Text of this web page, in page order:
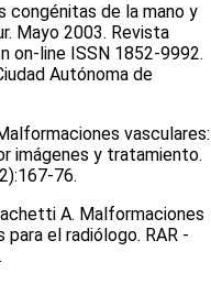
congénitas de la mano y
Mayo 2003. Revista
on-line ISSN 1852-9992.
Autónoma de
vasculares:
imágenes y tratamiento.
76.
A. Malformaciones
el radiólogo. RAR -